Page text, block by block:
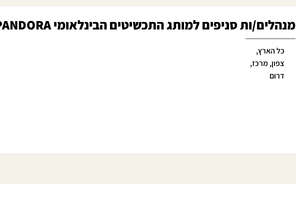
מנהלים/ות סניפים למותג התכשיטים הבינלאומי PANDORA
כל הארץ,
צפון, מרכז,
דרום